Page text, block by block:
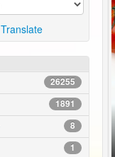
Translate
26255
1891
8
1